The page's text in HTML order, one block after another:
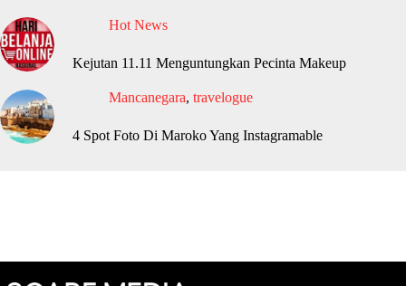
Hot News
Kejutan 11.11 Menguntungkan Pecinta Makeup
Mancanegara, travelogue
4 Spot Foto Di Maroko Yang Instagramable